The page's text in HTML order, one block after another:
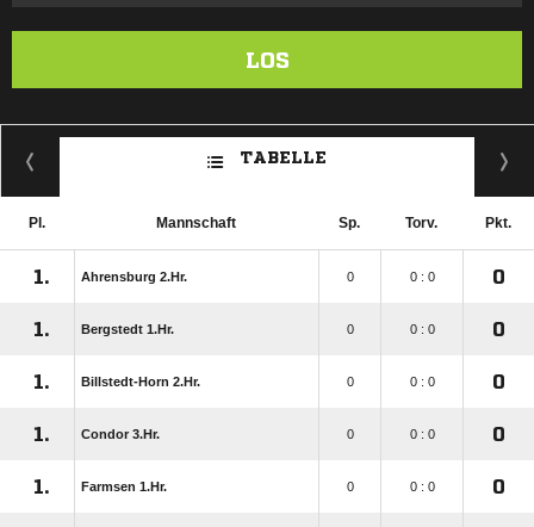
LOS
TABELLE
Pl. Mannschaft Sp. Torv. Pkt.
1. Ahrensburg 2.Hr. 0 0 : 0 0
1. Bergstedt 1.Hr. 0 0 : 0 0
1. Billstedt-Horn 2.Hr. 0 0 : 0 0
1. Condor 3.Hr. 0 0 : 0 0
1. Farmsen 1.Hr. 0 0 : 0 0